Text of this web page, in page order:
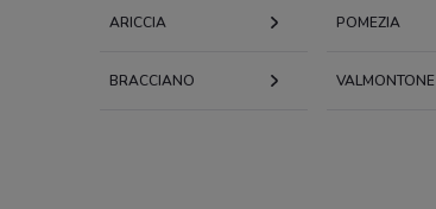
ARICCIA POMEZIA
BRACCIANO VALMONTONE